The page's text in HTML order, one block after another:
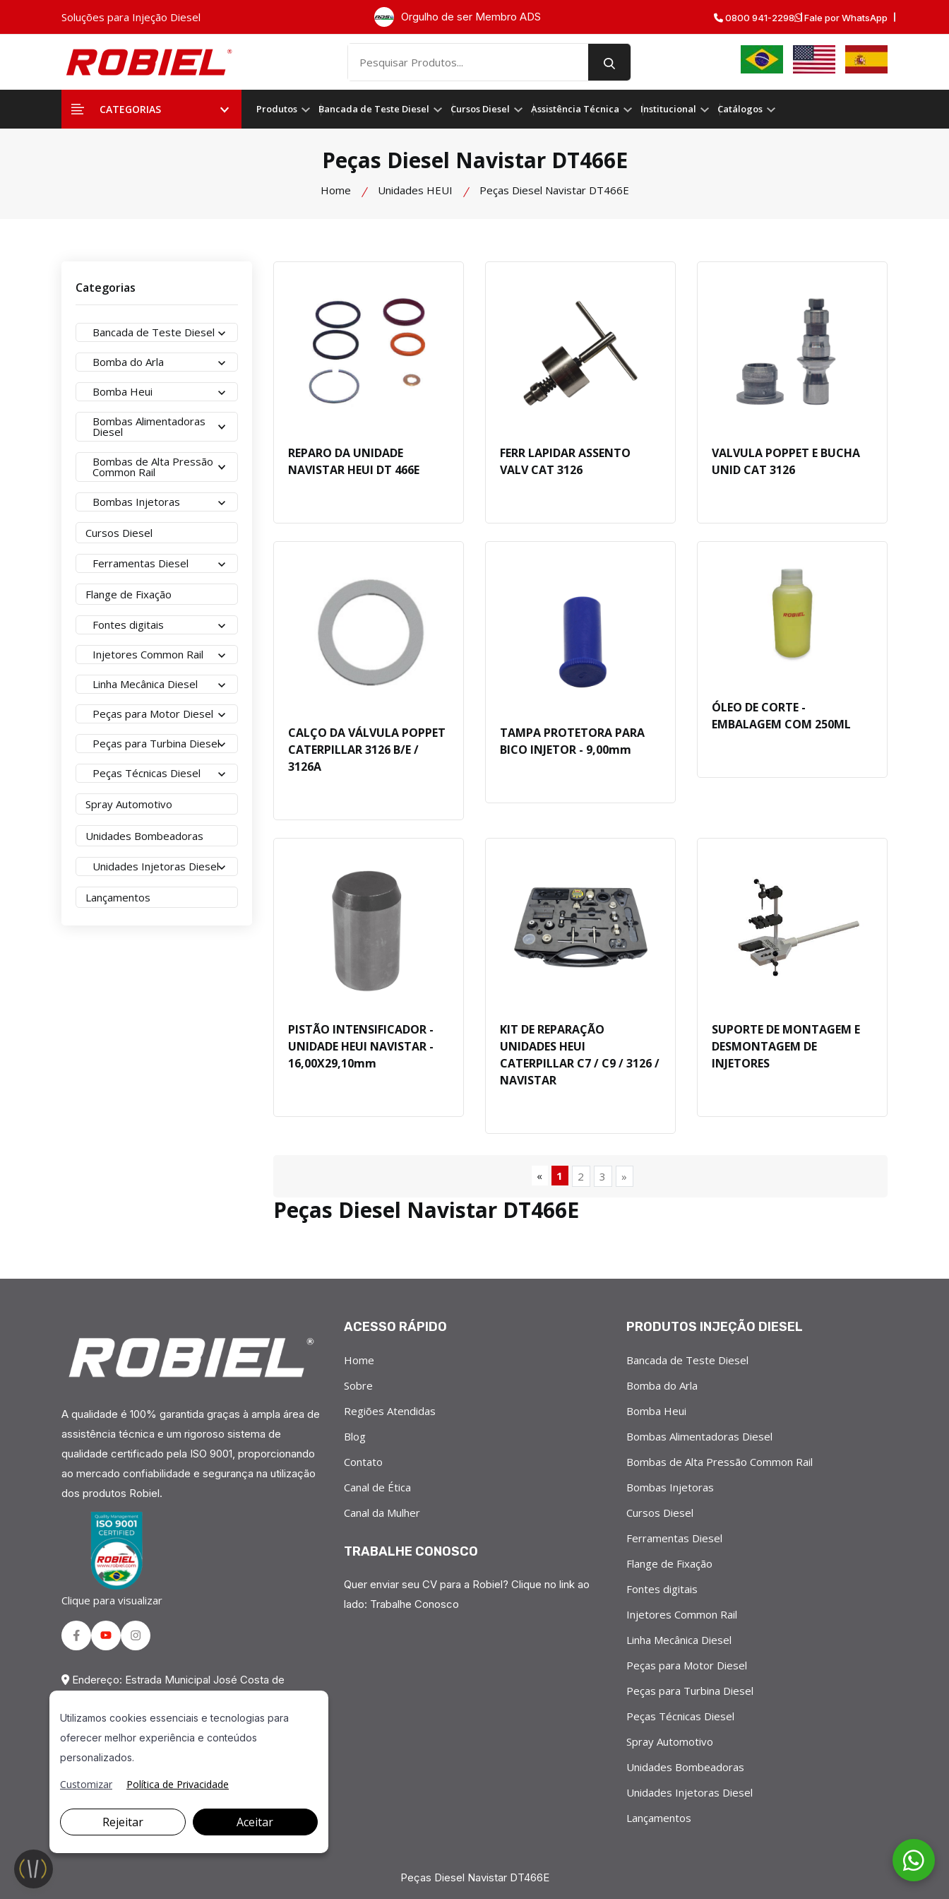
Soluções para Injeção Diesel Orgulho de ser Membro ADS 0800 941-2298 Fale por WhatsApp
CATEGORIAS Produtos Bancada de Teste Diesel Cursos Diesel Assistência Técnica Institucional Catálogos
Peças Diesel Navistar DT466E
Home Unidades HEUI Peças Diesel Navistar DT466E
Categorias
Bancada de Teste Diesel
Bomba do Arla
Bomba Heui
Bombas Alimentadoras
Diesel
Bombas de Alta Pressão
Common Rail
Bombas Injetoras
Cursos Diesel
Ferramentas Diesel
Flange de Fixação
Fontes digitais
Injetores Common Rail
Linha Mecânica Diesel
Peças para Motor Diesel
Peças para Turbina Diesel
Peças Técnicas Diesel
Spray Automotivo
Unidades Bombeadoras
Unidades Injetoras Diesel
Lançamentos
REPARO DA UNIDADE
NAVISTAR HEUI DT 466E
FERR LAPIDAR ASSENTO
VALV CAT 3126
VALVULA POPPET E BUCHA
UNID CAT 3126
CALÇO DA VÁLVULA POPPET
CATERPILLAR 3126 B/E /
3126A
TAMPA PROTETORA PARA
BICO INJETOR - 9,00mm
ÓLEO DE CORTE -
EMBALAGEM COM 250ML
PISTÃO INTENSIFICADOR -
UNIDADE HEUI NAVISTAR -
16,00X29,10mm
KIT DE REPARAÇÃO
UNIDADES HEUI
CATERPILLAR C7 / C9 / 3126 /
NAVISTAR
SUPORTE DE MONTAGEM E
DESMONTAGEM DE
INJETORES
« 1 2 3 »
Peças Diesel Navistar DT466E
A qualidade é 100% garantida graças à ampla área de
assistência técnica e um rigoroso sistema de
qualidade certificado pela ISO 9001, proporcionando
ao mercado confiabilidade e segurança na utilização
dos produtos Robiel.
Clique para visualizar
FacebookYoutubeInstagram
Endereço: Estrada Municipal José Costa de
Indaiatuba - SP - CEP: 13.337-200
Telefone: 0800 941 2298
ACESSO RÁPIDO
Home
Sobre
Regiões Atendidas
Blog
Contato
Canal de Ética
Canal da Mulher
TRABALHE CONOSCO
Quer enviar seu CV para a Robiel? Clique no link ao
lado: Trabalhe Conosco
PRODUTOS INJEÇÃO DIESEL
Bancada de Teste Diesel
Bomba do Arla
Bomba Heui
Bombas Alimentadoras Diesel
Bombas de Alta Pressão Common Rail
Bombas Injetoras
Cursos Diesel
Ferramentas Diesel
Flange de Fixação
Fontes digitais
Injetores Common Rail
Linha Mecânica Diesel
Peças para Motor Diesel
Peças para Turbina Diesel
Peças Técnicas Diesel
Spray Automotivo
Unidades Bombeadoras
Unidades Injetoras Diesel
Lançamentos
Peças Diesel Navistar DT466E
Utilizamos cookies essenciais e tecnologias para
oferecer melhor experiência e conteúdos
personalizados.
Customizar Política de Privacidade
Rejeitar Aceitar